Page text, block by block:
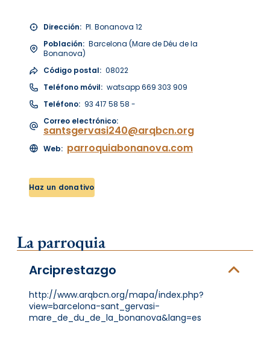
Dirección: Pl. Bonanova 12
Población: Barcelona (Mare de Déu de la
Bonanova)
Código postal: 08022
Teléfono móvil: watsapp 669 303 909
Teléfono: 93 417 58 58 -
Correo electrónico:
santsgervasi240@arqbcn.org
Web: parroquiabonanova.com
Haz un donativo
La parroquia
Arciprestazgo
http://www.arqbcn.org/mapa/index.php?
view=barcelona-sant_gervasi-
mare_de_du_de_la_bonanova&lang=es